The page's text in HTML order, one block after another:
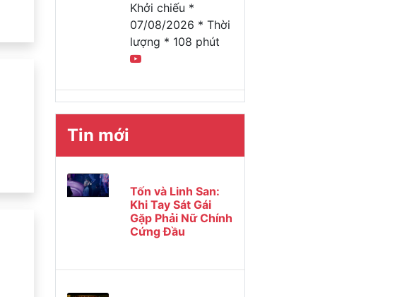
Khởi chiếu *
07/08/2026 * Thời
lượng * 108 phút
Tin mới
Tốn và Linh San:
Khi Tay Sát Gái
Gặp Phải Nữ Chính
Cứng Đầu